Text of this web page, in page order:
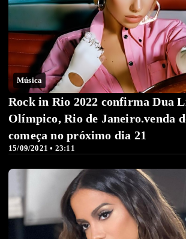
Música
15/09/2021 • 23:11
Rock in Rio 2022 confirma Dua
Olímpico, Rio de Janeiro.venda
começa no próximo dia 21